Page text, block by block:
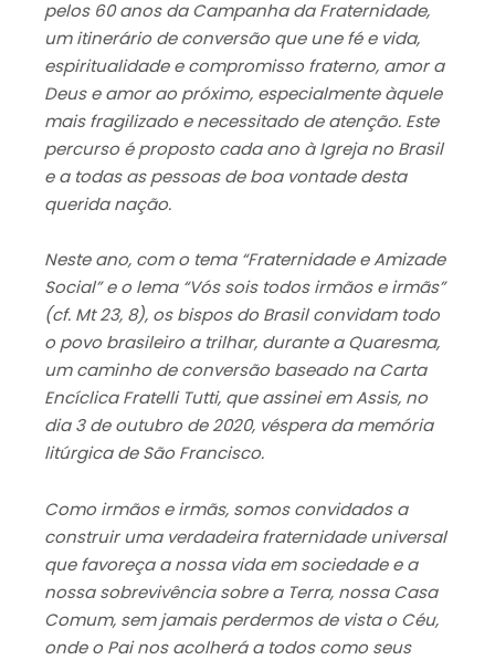
pelos 60 anos da Campanha da Fraternidade,
um itinerário de conversão que une fé e vida,
espiritualidade e compromisso fraterno, amor a
Deus e amor ao próximo, especialmente àquele
mais fragilizado e necessitado de atenção. Este
percurso é proposto cada ano à Igreja no Brasil
e a todas as pessoas de boa vontade desta
querida nação.
Neste ano, com o tema “Fraternidade e Amizade
Social” e o lema “Vós sois todos irmãos e irmãs”
(cf. Mt 23, 8), os bispos do Brasil convidam todo
o povo brasileiro a trilhar, durante a Quaresma,
um caminho de conversão baseado na Carta
Encíclica Fratelli Tutti, que assinei em Assis, no
dia 3 de outubro de 2020, véspera da memória
litúrgica de São Francisco.
Como irmãos e irmãs, somos convidados a
construir uma verdadeira fraternidade universal
que favoreça a nossa vida em sociedade e a
nossa sobrevivência sobre a Terra, nossa Casa
Comum, sem jamais perdermos de vista o Céu,
onde o Pai nos acolherá a todos como seus